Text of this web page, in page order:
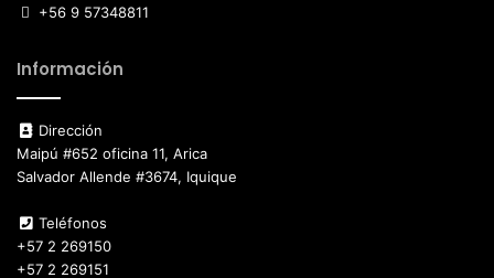
+56 9 57348811
Información
Dirección
Maipú #652 oficina 11, Arica
Salvador Allende #3674, Iquique
Teléfonos
+57 2 269150
+57 2 269151